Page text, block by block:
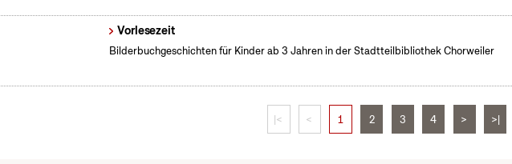
Vorlesezeit
Bilderbuchgeschichten für Kinder ab 3 Jahren in der Stadtteilbibliothek Chorweiler
|< < 1 2 3 4 > >|